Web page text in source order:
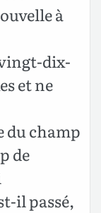
à
dix-
et ne
du champ
de
il passé,